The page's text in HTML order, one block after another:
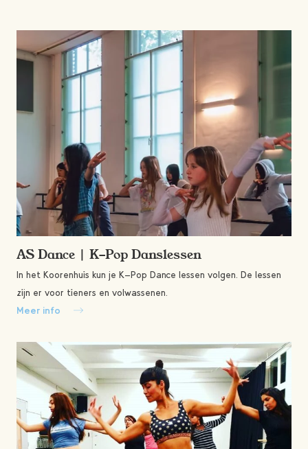
AS Dance | K-Pop Danslessen
In het Koorenhuis kun je K-Pop Dance lessen volgen. De lessen
zijn er voor tieners en volwassenen.
Meer info